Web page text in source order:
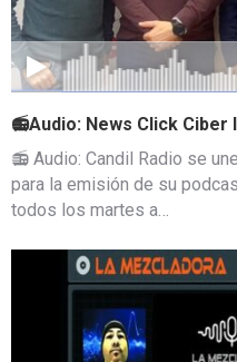
📻Audio: News Click Ciber
📻 Audio: Candil Radio se
para la emisión de su
todos los martes a…